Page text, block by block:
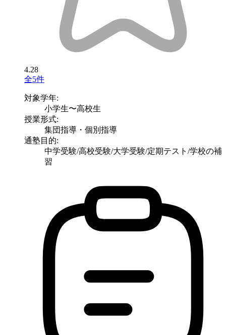
4.28
全5件
対象学年:
小学生〜高校生
授業形式:
集団指導・個別指導
通塾目的:
中学受験/高校受験/大学受験/定期テスト/学校の補
習